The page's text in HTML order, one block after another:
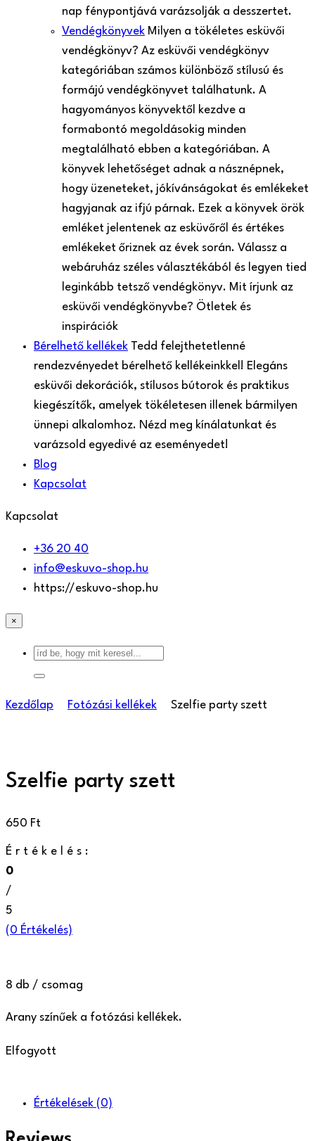
nap fénypontjává varázsolják a desszertet.
Vendégkönyvek Milyen a tökéletes esküvői
vendégkönyv? Az esküvői vendégkönyv
kategóriában számos különböző stílusú és
formájú vendégkönyvet találhatunk. A
hagyományos könyvektől kezdve a
formabontó megoldásokig minden
megtalálható ebben a kategóriában. A
könyvek lehetőséget adnak a násznépnek,
hogy üzeneteket, jókívánságokat és emlékeket
hagyjanak az ifjú párnak. Ezek a könyvek örök
emléket jelentenek az esküvőről és értékes
emlékeket őriznek az évek során. Válassz a
webáruház széles választékából és legyen tied
leginkább tetsző vendégkönyv. Mit írjunk az
esküvői vendégkönyvbe? Ötletek és
inspirációk
Bérelhető kellékek Tedd felejthetetlenné
rendezvényedet bérelhető kellékeinkkel! Elegáns
esküvői dekorációk, stílusos bútorok és praktikus
kiegészítők, amelyek tökéletesen illenek bármilyen
ünnepi alkalomhoz. Nézd meg kínálatunkat és
varázsold egyedivé az eseményedet!
Blog
Kapcsolat
Kapcsolat
+36 20 40
info@eskuvo-shop.hu
https://eskuvo-shop.hu
×
Kezdőlap Fotózási kellékek Szelfie party szett
Szelfie party szett
650 Ft
Értékelés:
0
/
5
(0 Értékelés)
8 db / csomag
Arany színűek a fotózási kellékek.
Elfogyott
Értékelések (0)